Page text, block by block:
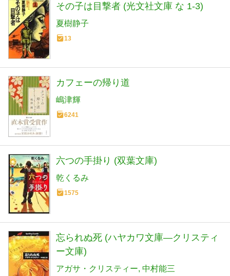
その子は目撃者 (光文社文庫 な 1-3)
夏樹静子
13
カフェーの帰り道
嶋津輝
6241
六つの手掛り (双葉文庫)
乾くるみ
1575
忘られぬ死 (ハヤカワ文庫―クリスティ
ー文庫)
アガサ・クリスティー 中村能三